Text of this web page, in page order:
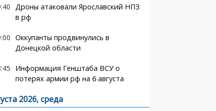
Дроны атаковали Ярославский НПЗ
в рф
Оккупанты продвинулись в
Донецкой области
Информация Генштаба ВСУ о
потерях армии рф на 6 августа
2026, среда